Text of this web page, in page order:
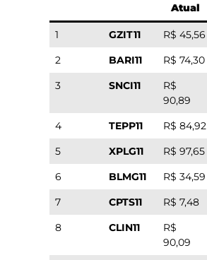
Atual
1 GZIT11 R$ 45,56
2
BARI11 R$ 74,30
3
SNCI11
R$
90,89
4 TEPP11 R$ 84,92
5
XPLG11 R$ 97,65
6
BLMG11 R$ 34,59
7
CPTS11 R$ 7,48
8
CLIN11
R$
90,09